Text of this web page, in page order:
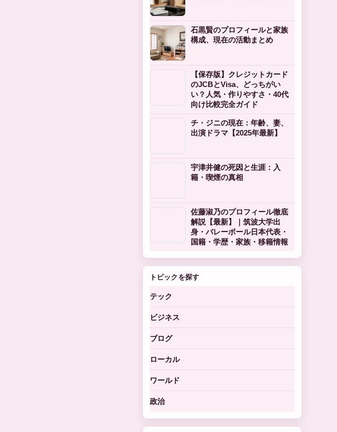
石黒賢のプロフィールと家族
構成、現在の活動まとめ
【保存版】クレジットカード
のJCBとVisa、どっちがい
い？人気・作りやすさ・40代
向け比較完全ガイド
チ・ジニの現在：年齢、妻、
出演ドラマ【2025年最新】
宇津井健の死因と生涯：入
籍・喫煙の真相
佐藤淑乃のプロフィール徹底
解説【最新】｜筑波大学出
身・バレーボール日本代表・
国籍・学歴・家族・移籍情報
トピックを探す
テック
ビジネス
ブログ
ローカル
ワールド
政治